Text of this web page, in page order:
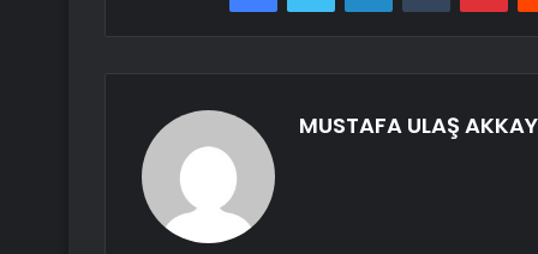
MUSTAFA ULAŞ